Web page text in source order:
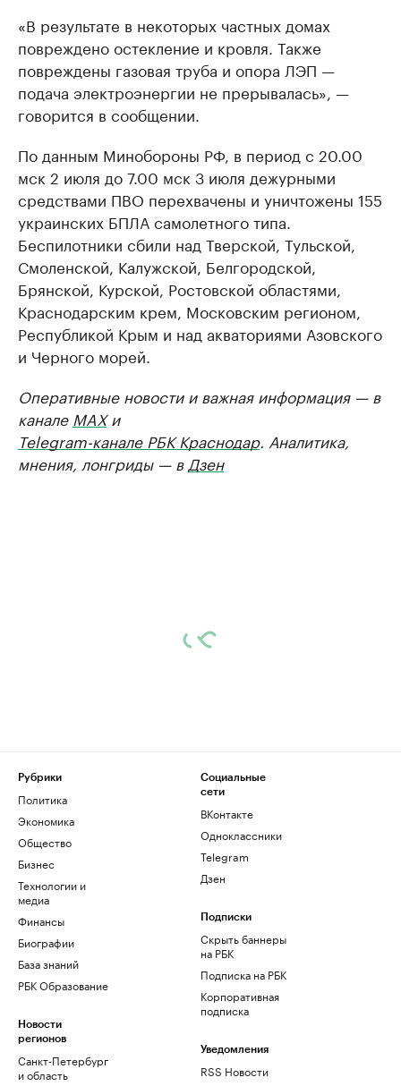
«В результате в некоторых частных домах
повреждено остекление и кровля. Также
повреждены газовая труба и опора ЛЭП —
подача электроэнергии не прерывалась», —
говорится в сообщении.
По данным Минобороны РФ, в период с 20.00
мск 2 июля до 7.00 мск 3 июля дежурными
средствами ПВО перехвачены и уничтожены 155
украинских БПЛА самолетного типа.
Беспилотники сбили над Тверской, Тульской,
Смоленской, Калужской, Белгородской,
Брянской, Курской, Ростовской областями,
Краснодарским крем, Московским регионом,
Республикой Крым и над акваториями Азовского
и Черного морей.
Оперативные новости и важная информация — в
канале MAXи
Telegram-канале РБК Краснодар. Аналитика,
мнения, лонгриды — в Дзен
Рубрики
Политика
Экономика
Общество
Бизнес
Технологии и
медиа
Финансы
Биографии
База знаний
РБК Образование
Новости
регионов
Санкт-Петербург
и область
Социальные
сети
ВКонтакте
Одноклассники
Telegram
Дзен
Подписки
Скрыть баннеры
на РБК
Подписка на РБК
Корпоративная
подписка
Уведомления
RSS Новости